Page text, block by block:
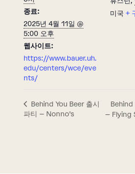
종료:
2025년 4월 11일 @
5:00 오후
웹사이트:
https://www.bauer.uh.
edu/centers/wce/eve
nts/
미국 +
Behind You Beer 출시
파티 – Nonno's
Behind
– Flying